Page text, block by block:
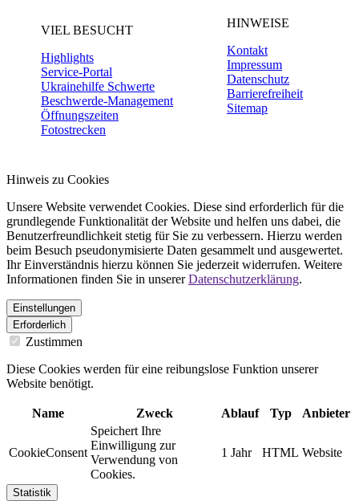
VIEL BESUCHT
Highlights
Service-Portal
Ukrainehilfe Schwerte
Beschwerde-Management
Öffnungszeiten
Fotostrecken
HINWEISE
Kontakt
Impressum
Datenschutz
Barrierefreiheit
Sitemap
Hinweis zu Cookies
Unsere Website verwendet Cookies. Diese sind erforderlich für die
grundlegende Funktionalität der Website und helfen uns dabei, die
Benutzerfreundlichkeit stetig für Sie zu verbessern. Hierzu werden
beim Besuch pseudonymisierte Daten gesammelt und ausgewertet.
Ihr Einverständnis hierzu können Sie jederzeit widerrufen. Weitere
Informationen finden Sie in unsererDatenschutzerklärung.
Einstellungen
Erforderlich
Zustimmen
Diese Cookies werden für eine reibungslose Funktion unserer
Website benötigt.
Name Zweck Ablauf Typ Anbieter
CookieConsent
Speichert Ihre
Einwilligung zur
Verwendung von
Cookies.
1 Jahr HTML Website
Statistik